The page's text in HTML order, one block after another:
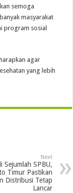
semoga
masyarakat
program sosial
agar
yang lebih
Next
Sejumlah SPBU,
Timur Pastikan
Distribusi Tetap
Lancar